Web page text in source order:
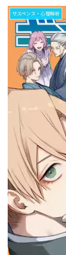
サスペンス・心理解析